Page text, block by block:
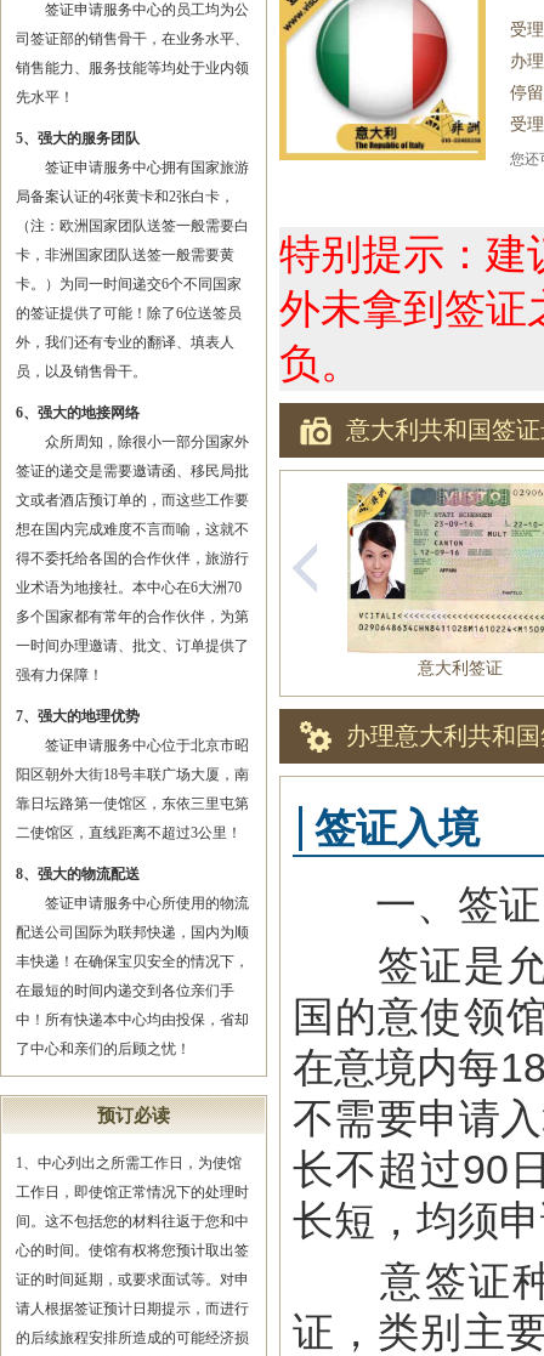
签证申请服务中心的员工均为公
司签证部的销售骨干，在业务水平、
销售能力、服务技能等均处于业内领
先水平！
5、强大的服务团队
签证申请服务中心拥有国家旅游
局备案认证的4张黄卡和2张白卡，
（注：欧洲国家团队送签一般需要白
卡，非洲国家团队送签一般需要黄
卡。）为同一时间递交6个不同国家
的签证提供了可能！除了6位送签员
外，我们还有专业的翻译、填表人
员，以及销售骨干。
6、强大的地接网络
众所周知，除很小一部分国家外
签证的递交是需要邀请函、移民局批
文或者酒店预订单的，而这些工作要
想在国内完成难度不言而喻，这就不
得不委托给各国的合作伙伴，旅游行
业术语为地接社。本中心在6大洲70
多个国家都有常年的合作伙伴，为第
一时间办理邀请、批文、订单提供了
强有力保障！
7、强大的地理优势
签证申请服务中心位于北京市昭
阳区朝外大街18号丰联广场大厦，南
靠日坛路第一使馆区，东依三里屯第
二使馆区，直线距离不超过3公里！
8、强大的物流配送
签证申请服务中心所使用的物流
配送公司国际为联邦快递，国内为顺
丰快递！在确保宝贝安全的情况下，
在最短的时间内递交到各位亲们手
中！所有快递本中心均由投保，省却
了中心和亲们的后顾之忧！
预订必读
1、中心列出之所需工作日，为使馆
工作日，即使馆正常情况下的处理时
间。这不包括您的材料往返于您和中
心的时间。使馆有权将您预计取出签
证的时间延期，或要求面试等。对申
请人根据签证预计日期提示，而进行
的后续旅程安排所造成的可能经济损
受
办
停
受
您
特别提示：建
外未拿到签证
负。
意大利共和国签
意大利签证
办理意大利共和
签证入境
一、签证
签证是允
国的意使领
在意境内每
不需要申请
长不超过90
长短，均须
意签证种
证，类别主